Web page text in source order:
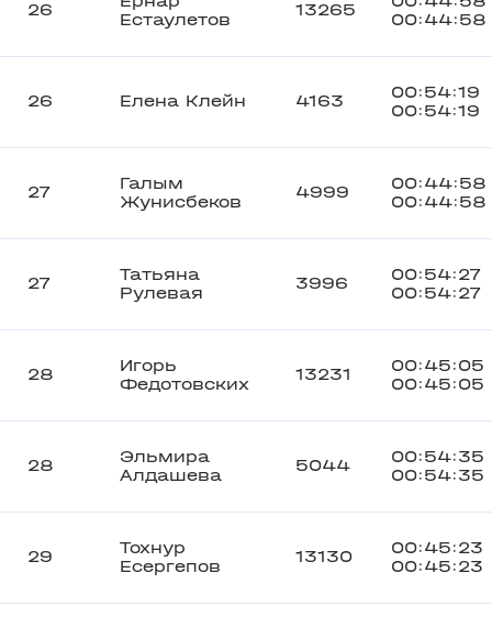
26
Естаулетов
13265
00:44:58
26 Елена Клейн 4163
00:54:19
00:54:19
27
Галым
Жунисбеков
4999
00:44:58
00:44:58
27
Татьяна
Рулевая
3996
00:54:27
00:54:27
28
Игорь
Федотовских
13231
00:45:05
00:45:05
28
Эльмира
Алдашева
5044
00:54:35
00:54:35
29
Тохнур
Есергепов
13130
00:45:23
00:45:23